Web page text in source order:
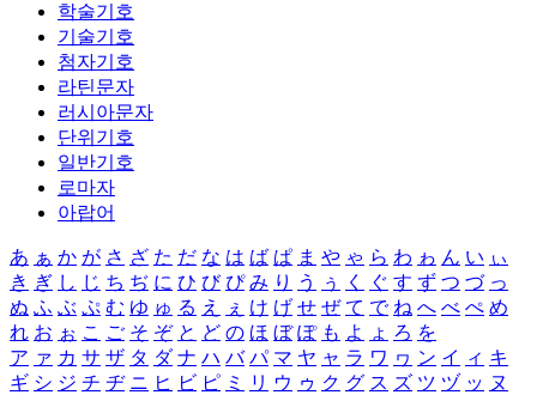
학술기호
기술기호
첨자기호
라틴문자
러시아문자
단위기호
일반기호
로마자
아랍어
あ ぁ か が さ ざ た だ な は ば ぱ ま や ゃ ら わ ゎ ん い ぃ
き ぎ し じ ち ぢ に ひ び ぴ み り う ぅ く ぐ す ず つ づ っ
ぬ ふ ぶ ぷ む ゆ ゅ る え ぇ け げ せ ぜ て で ね へ べ ぺ め
れ お ぉ こ ご そ ぞ と ど の ほ ぼ ぽ も よ ょ ろ を
ア ァ カ サ ザ タ ダ ナ ハ バ パ マ ヤ ャ ラ ワ ヮ ン イ ィ キ
ギ シ ジ チ ヂ ニ ヒ ビ ピ ミ リ ウ ゥ ク グ ス ズ ツ ヅ ッ ヌ